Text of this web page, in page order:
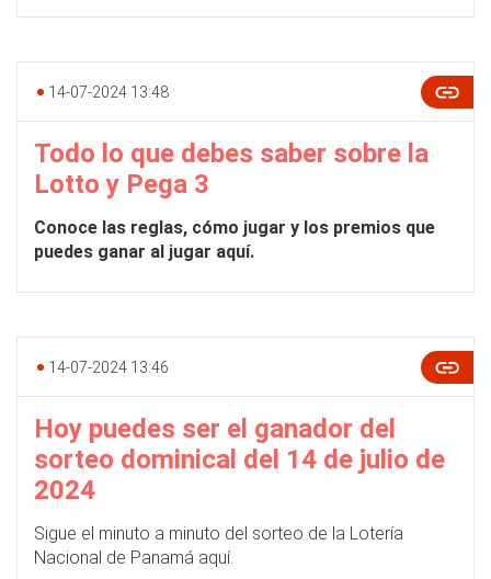
14-07-2024 13:48
Todo lo que debes saber sobre la
Lotto y Pega 3
Conoce las reglas, cómo jugar y los premios que
puedes ganar al jugar aquí.
14-07-2024 13:46
Hoy puedes ser el ganador del
sorteo dominical del 14 de julio de
2024
Sigue el minuto a minuto del sorteo de la Lotería
Nacional de Panamá aquí.